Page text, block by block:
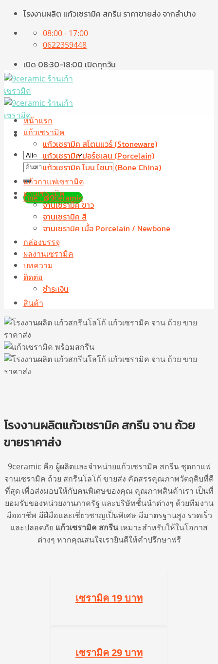
Skip
content
โรงงานผลิต แก้วเซรามิค สกรีน ราคาขายส่ง จากลำปาง
08:00 - 17:00
0622359448
เปิด 08:30-18:00 เปิดทุกวัน
ค้นหา:
Line : @9ceramic
หน้าแรก
แก้วเซรามิค
แก้วเซรามิค สโตนแวร์ (Stoneware)
แก้วเซรามิค ปอร์ซเลน (Porcelain)
แก้วเซรามิค โบน ไชนา (Bone China)
แก้วกาแฟเซรามิค
จานเซรามิค
จานเซรามิค ขาว
จานเซรามิค สี
จานเซรามิค เนื้อ Porcelain / Newbone
กล่องบรรจุ
ผลงานเซรามิค
บทความ
ติดต่อ
ชำระเงิน
สินค้า
โรงงานผลิตแก้วเซรามิค สกรีน จาน ถ้วย
ขายราคาส่ง
9ceramic คือ ผู้ผลิตและจำหน่ายแก้วเซรามิค สกรีน ชุดกาแฟ
จานเซรามิค ถ้วย สกรีนโลโก้ ขายส่ง คัดสรรคุณภาพวัตถุดิบที่ดี
ที่สุด เพื่อส่งมอบให้กับคนพิเศษของคุณ คุณภาพสินค้าเรา เป็นที่
ยอมรับของหน่วยงานภาครัฐ และบริษัทชั้นนำต่างๆ ด้วยทีมงาน
มืออาชีพ มีฝีมือและเชี่ยวชาญเป็นพิเศษ มีมาตรฐานสูง รวดเร็ว
และปลอดภัย แก้วเซรามิค สกรีนเหมาะสำหรับให้ในโอกาส
ต่างๆ หากคุณสนใจเรายินดีให้คำปรึกษาฟรี
เซรามิค 19 บาท
เซรามิค 29 บาท